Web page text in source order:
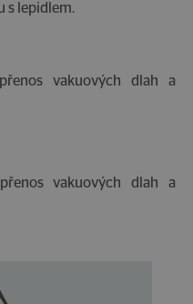
s lepidlem.
vakuových dlah a
vakuových dlah a